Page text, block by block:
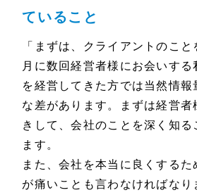
ていること
「まずは、クライアントのこと
月に数回経営者様にお会いする
を経営してきた方では当然情報
な差があります。まずは経営者
きして、会社のことを深く知る
ます。
また、会社を本当に良くする
が痛いことも言わなければなり